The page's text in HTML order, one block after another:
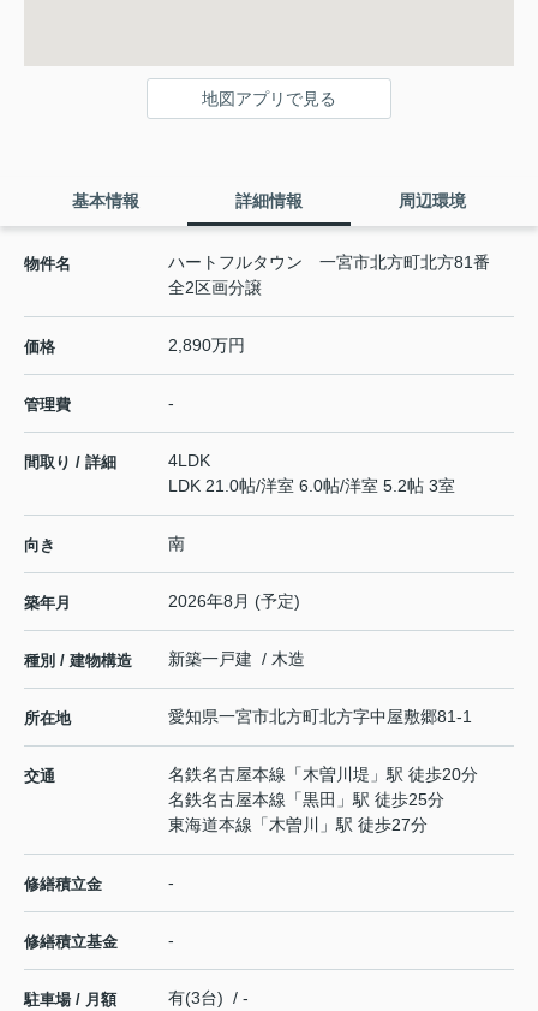
地図アプリで見る
基本情報 詳細情報 周辺環境
物件名
ハートフルタウン 一宮市北方町北方81番
全2区画分譲
価格 2,890万円
管理費 -
間取り / 詳細
4LDK
LDK 21.0帖/洋室 6.0帖/洋室 5.2帖 3室
向き 南
築年月 2026年8月 (予定)
種別 / 建物構造 新築一戸建 / 木造
所在地 愛知県一宮市北方町北方字中屋敷郷81-1
交通 名鉄名古屋本線 「木曽川堤 」駅 徒歩20分
名鉄名古屋本線 「黒田 」駅 徒歩25分
東海道本線 「木曽川 」駅 徒歩27分
修繕積立金 -
修繕積立基金 -
駐車場 / 月額 有(3台) / -